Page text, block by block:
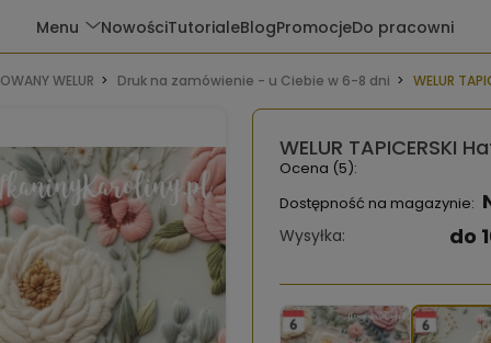
Menu NowościTutorialeBlogPromocjeDo pracowni
WELUR Druk na zamówienie - u Ciebie w 6-8 dni WELUR
WELUR
Ocena (5):
Dostępność na magazynie:
Wysyłka: do